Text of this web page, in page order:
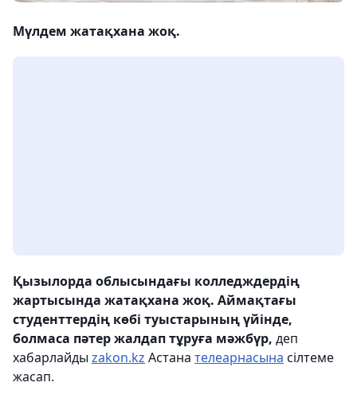
Мүлдем жатақхана жоқ.
Қызылорда облысындағы колледждердің
жартысында жатақхана жоқ. Аймақтағы
студенттердің көбі туыстарының үйінде,
болмаса пәтер жалдап тұруға мәжбүр, деп
хабарлайды zakon.kz Астана телеарнасына сілтеме
жасап.